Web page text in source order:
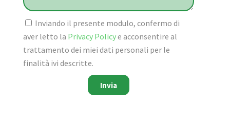
Inviando il presente modulo, confermo di
aver letto la Privacy Policye acconsentire al
trattamento dei miei dati personali per le
finalità ivi descritte.
Invia